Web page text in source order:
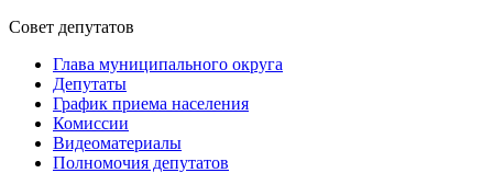
Совет депутатов
Глава муниципального округа
Депутаты
График приема населения
Комиссии
Видеоматериалы
Полномочия депутатов